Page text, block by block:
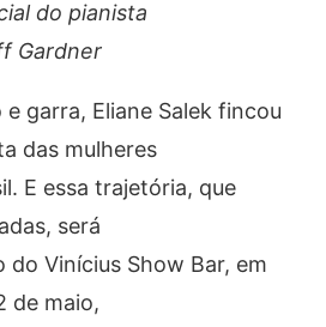
do pianista
Gardner
garra, Eliane Salek fincou
das mulheres
E essa trajetória, que
será
do Vinícius Show Bar, em
de maio,